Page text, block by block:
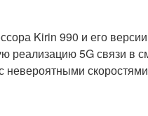
Kirin 990 и его
реализацию 5G связи в